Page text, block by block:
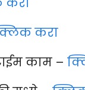
करा
काम –